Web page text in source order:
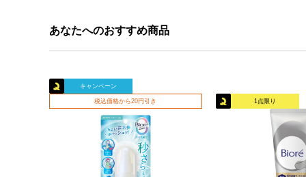
あなたへのおすすめ商品
キャンペーン
税込価格から20円引き 1点限り